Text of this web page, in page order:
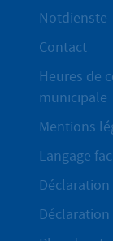
Notdienste
Contact
Heures de
municipale
Mentions
Langage